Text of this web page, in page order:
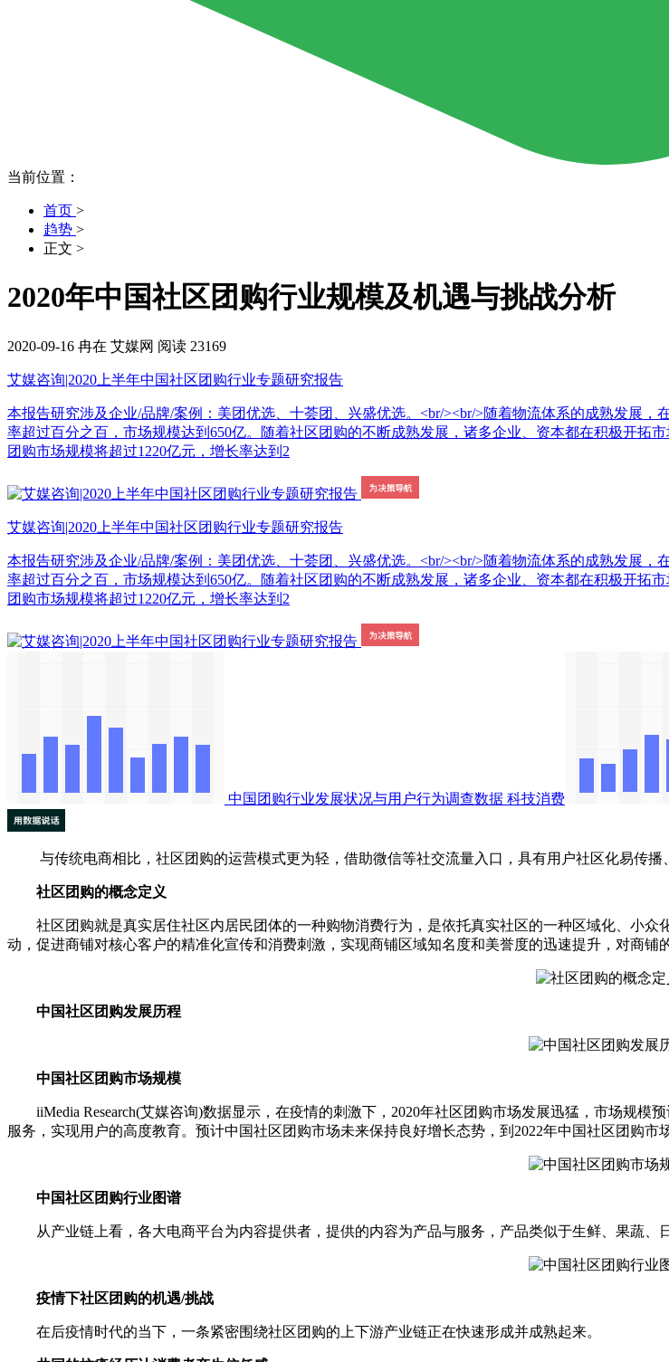
当前位置：
首页 >
趋势 >
正文 >
2020年中国社区团购行业规模及机遇与挑战分析
2020-09-16 冉在 艾媒网 阅读 23169
艾媒咨询|2020上半年中国社区团购行业专题研究报告
本报告研究涉及企业/品牌/案例：美团优选、十荟团、兴盛优选。<br/><br/>随着物流体系的成熟发展
率超过百分之百，市场规模达到650亿。随着社区团购的不断成熟发展，诸多企业、资本都在积极开拓
团购市场规模将超过1220亿元，增长率达到2
艾媒咨询|2020上半年中国社区团购行业专题研究报告
本报告研究涉及企业/品牌/案例：美团优选、十荟团、兴盛优选。<br/><br/>随着物流体系的成熟发展
率超过百分之百，市场规模达到650亿。随着社区团购的不断成熟发展，诸多企业、资本都在积极开拓
团购市场规模将超过1220亿元，增长率达到2
中国团购行业发展状况与用户行为调查数据 科技消费
与传统电商相比，社区团购的运营模式更为轻，借助微信等社交流量入口，具有用户社区化易传播
社区团购的概念定义
社区团购就是真实居住社区内居民团体的一种购物消费行为，是依托真实社区的一种区域化、小众
动，促进商铺对核心客户的精准化宣传和消费刺激，实现商铺区域知名度和美誉度的迅速提升，对商铺
中国社区团购发展历程
中国社区团购市场规模
iiMedia Research(艾媒咨询)数据显示，在疫情的刺激下，2020年社区团购市场发展迅猛，市场规模
服务，实现用户的高度教育。预计中国社区团购市场未来保持良好增长态势，到2022年中国社区团购市
中国社区团购行业图谱
从产业链上看，各大电商平台为内容提供者，提供的内容为产品与服务，产品类似于生鲜、果蔬、
疫情下社区团购的机遇/挑战
在后疫情时代的当下，一条紧密围绕社区团购的上下游产业链正在快速形成并成熟起来。